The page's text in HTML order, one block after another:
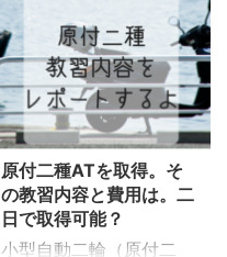
全性はどうなんだろう？
疑問に思いませんか？
今回、面白い図を見つけ
たので半ヘル、ジェッ
ト、フルフェイスを当て
はめながら私がジェット
ヘルメットもおすすめし
ない理由を書いていきま
す。 私の話 私、小学生
のころですがポケバイと
原付二種ATを取得。そ
の教習内容と費用は。二
日で取得可能？
小型自動二輪（原付二